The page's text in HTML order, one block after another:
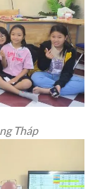
Tháp